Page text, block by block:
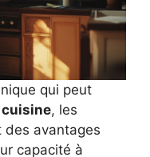
qui peut
cuisine, les
avantages
capacité à